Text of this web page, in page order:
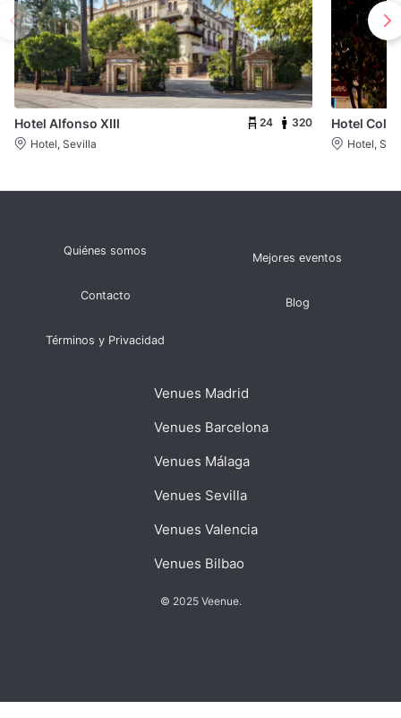
Hotel Alfonso XIII 24
320
Hotel, Sevilla
Hotel
Hotel,
Venues Madrid
Venues Barcelona
Venues Málaga
Venues Sevilla
Venues Valencia
Venues Bilbao
Quiénes somos
Contacto
Términos y Privacidad
Mejores eventos
Blog
© 2025 Veenue.